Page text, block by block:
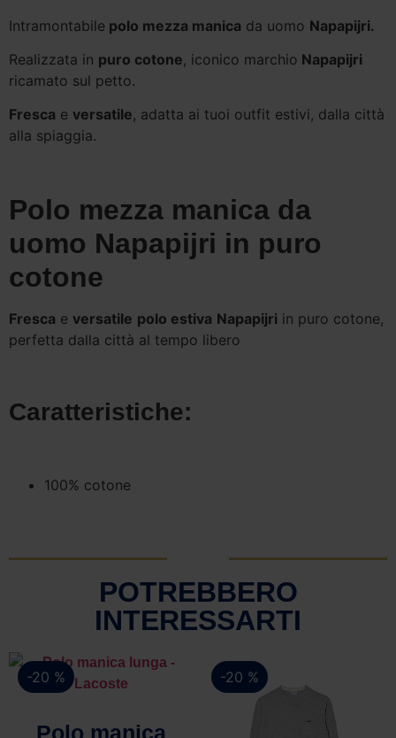
Intramontabile polo mezza manica da uomo Napapijri.
Realizzata in puro cotone, iconico marchio Napapijri
ricamato sul petto.
Fresca e versatile, adatta ai tuoi outfit estivi, dalla città
alla spiaggia.
Polo mezza manica da
uomo Napapijri in puro
cotone
Fresca e versatile polo estiva Napapijri in puro cotone,
perfetta dalla città al tempo libero
Caratteristiche:
100% cotone
POTREBBERO
INTERESSARTI
-20 %
Polo manica
-20 %